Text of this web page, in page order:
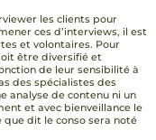
les clients pour
ces d’interviews, il est
et volontaires. Pour
être diversifié et
de leur sensibilité à
des spécialistes des
analyse de contenu ni un
et avec bienveillance le
que dit le conso sera noté